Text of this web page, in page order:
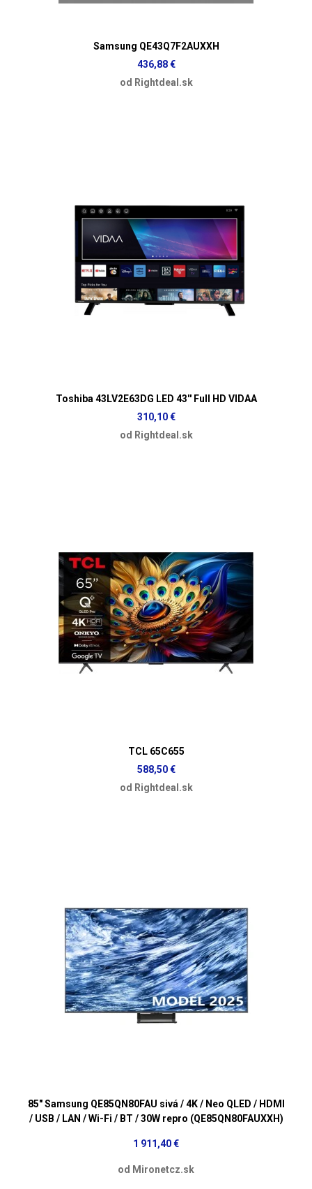
Samsung QE43Q7F2AUXXH
436,88 €
od Rightdeal.sk
Toshiba 43LV2E63DG LED 43'' Full HD VIDAA
310,10 €
od Rightdeal.sk
TCL 65C655
588,50 €
od Rightdeal.sk
85" Samsung QE85QN80FAU sivá / 4K / Neo QLED / HDMI
/ USB / LAN / Wi-Fi / BT / 30W repro (QE85QN80FAUXXH)
1 911,40 €
od Mironetcz.sk